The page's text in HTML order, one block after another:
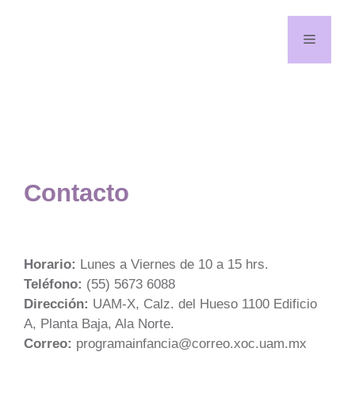
Menú
Contacto
Horario: Lunes a Viernes de 10 a 15 hrs.
Teléfono: (55) 5673 6088
Dirección: UAM-X, Calz. del Hueso 1100 Edificio
A, Planta Baja, Ala Norte.
Correo: programainfancia@correo.xoc.uam.mx